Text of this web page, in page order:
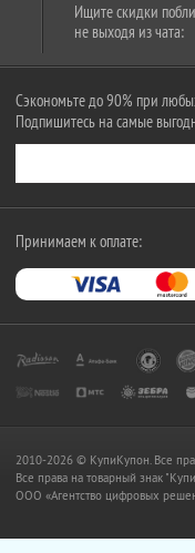
Ищите скидки
не выходя из чата:
Сэкономьте до 90% при
Подпишитесь на самые
Принимаем к оплате:
2010-2026 © КупиКупон. Все
Все права на товарный знак
OOO «Агентство цифровых